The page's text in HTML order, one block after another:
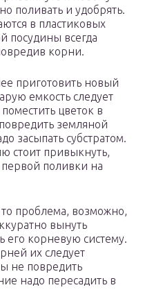
поливать и удобрять.
в пластиковых
посудины всегда
корни.
приготовить новый
емкость следует
цветок в
земляной
засыпать субстратом.
стоит привыкнуть,
первой поливки на
то проблема, возможно,
вынуть
его корневую систему.
их следует
не повредить
надо пересадить в